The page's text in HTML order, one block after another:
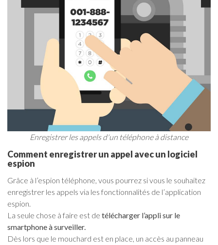
Enregistrer les appels d'un téléphone à distance
Comment enregistrer un appel avec un logiciel
espion
Grâce à l’espion téléphone, vous pourrez si vous le souhaitez
enregistrer les appels via les fonctionnalités de l’application
espion.
La seule chose à faire est de télécharger l’appli sur le
smartphone à surveiller.
Dès lors que le mouchard est en place, un accès au panneau